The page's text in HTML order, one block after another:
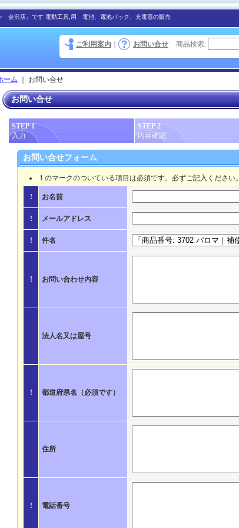
沢店』です 電動工具,用 電池、電池パック、充電器の販売
ご利用案内 お問い合せ 商品検索:
ーム お問い合せ
お問い合せ
STEP 1
入力
STEP 2
内容確認
お問い合せフォーム
！ のマークのついている項目は必須です。必ずご記入ください。
! お名前
! メールアドレス
! 件名
! お問い合わせ内容
法人名又は屋号
! 都道府県名（必須です）
住所
! 電話番号